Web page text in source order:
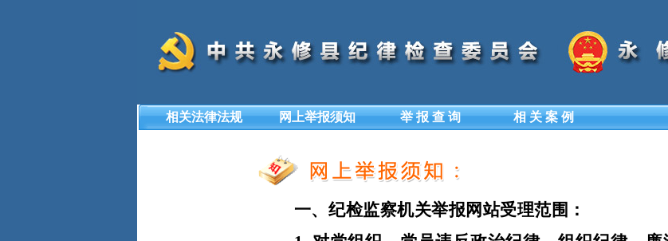
相关法律法规 网上举报须知 举 报 查 询 相 关 案 例